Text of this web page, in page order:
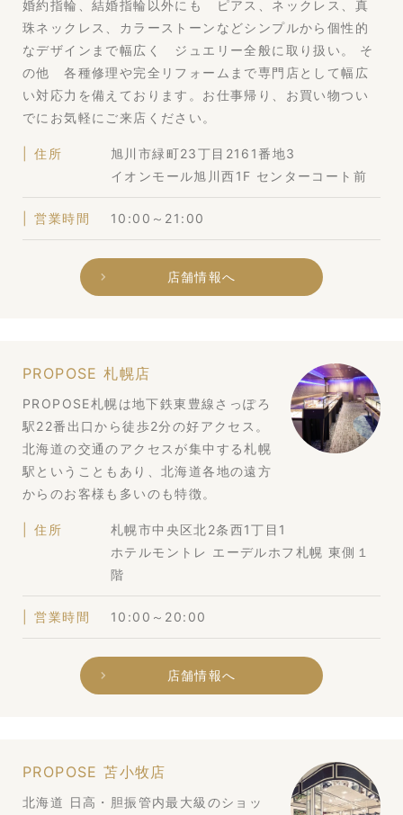
婚約指輪、結婚指輪以外にも ピアス、ネックレス、真
珠ネックレス、カラーストーンなどシンプルから個性的
なデザインまで幅広く ジュエリー全般に取り扱い。 そ
の他 各種修理や完全リフォームまで専門店として幅広
い対応力を備えております。お仕事帰り、お買い物つい
でにお気軽にご来店ください。
住所
旭川市緑町23丁目2161番地3
イオンモール旭川西1F センターコート前
営業時間 10:00～21:00
店舗情報へ
PROPOSE 札幌店
PROPOSE札幌は地下鉄東豊線さっぽろ
駅22番出口から徒歩2分の好アクセス。
北海道の交通のアクセスが集中する札幌
駅ということもあり、北海道各地の遠方
からのお客様も多いのも特徴。
住所
札幌市中央区北2条西1丁目1
ホテルモントレ エーデルホフ札幌 東側１
階
営業時間 10:00～20:00
店舗情報へ
PROPOSE 苫小牧店
北海道 日高・胆振管内最大級のショッ